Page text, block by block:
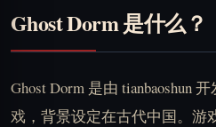
Ghost Dorm 是什么？
Ghost Dorm 是由 tianbaoshun
戏，背景设定在古代中国。游